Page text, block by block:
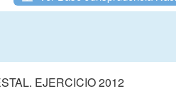
EJERCICIO 2012